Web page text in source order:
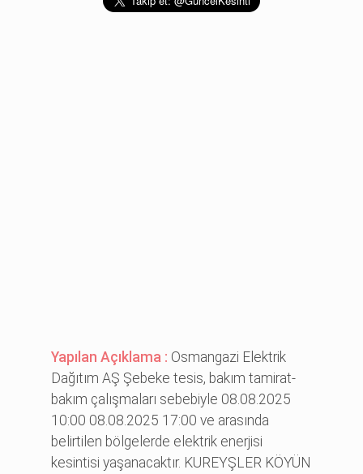
Yapılan Açıklama : Osmangazi Elektrik
Dağıtım AŞ Şebeke tesis, bakım tamirat-
bakım çalışmaları sebebiyle 08.08.2025
10:00 08.08.2025 17:00 ve arasında
belirtilen bölgelerde elektrik enerjisi
kesintisi yaşanacaktır. KUREYŞLER KÖYÜN